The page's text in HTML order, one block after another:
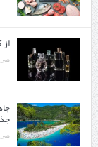
می 22, 2025
می 08, 2025